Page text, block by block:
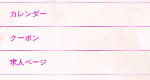
カレンダー
クーポン
求人ページ